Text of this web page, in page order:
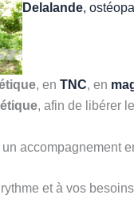
Delalande,
, en TNC, en
, afin de libérer
accompagnement
et à vos